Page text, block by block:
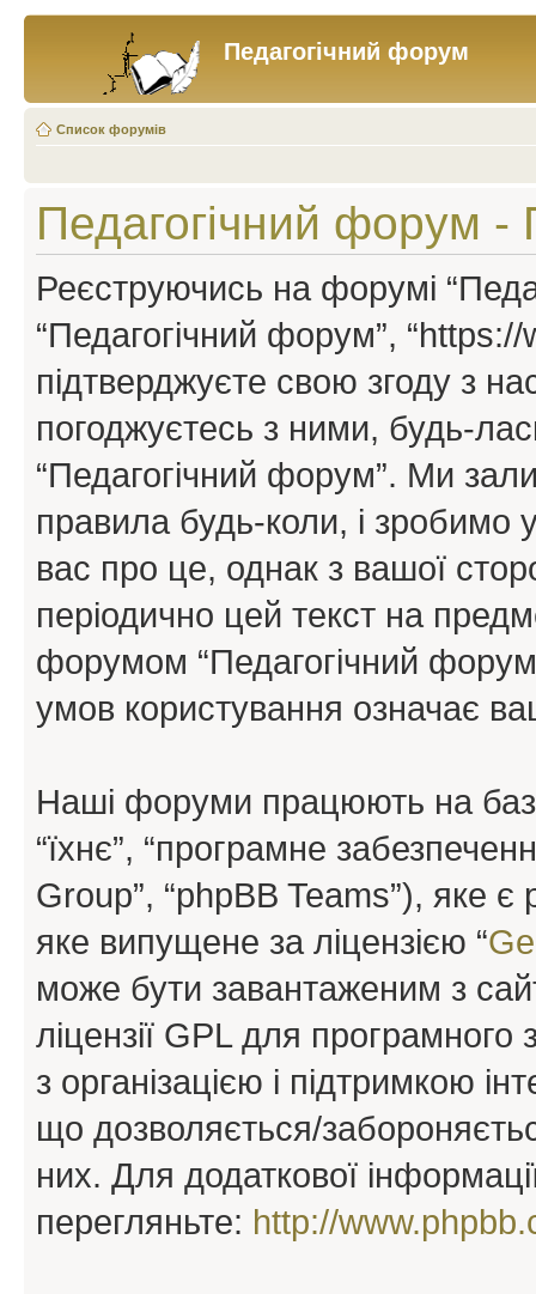
Педагогічний форум
Список форумів
Педагогічний форум
Реєструючись на форумі
“Педагогічний форум”,
підтверджуєте свою згоду з
погоджуєтесь з ними, будь-
“Педагогічний форум”. Ми
правила будь-коли, і
вас про це, однак з вашої
періодично цей текст на
форумом “Педагогічний
умов користування означає
Наші форуми працюють на
“їхнє”, “програмне
Group”, “phpBB Teams”), яке
яке випущене за ліцензією “
може бути завантаженим з
ліцензії GPL для
з організацією і підтримкою
що дозволяється/
них. Для додаткової
перегляньте: http://